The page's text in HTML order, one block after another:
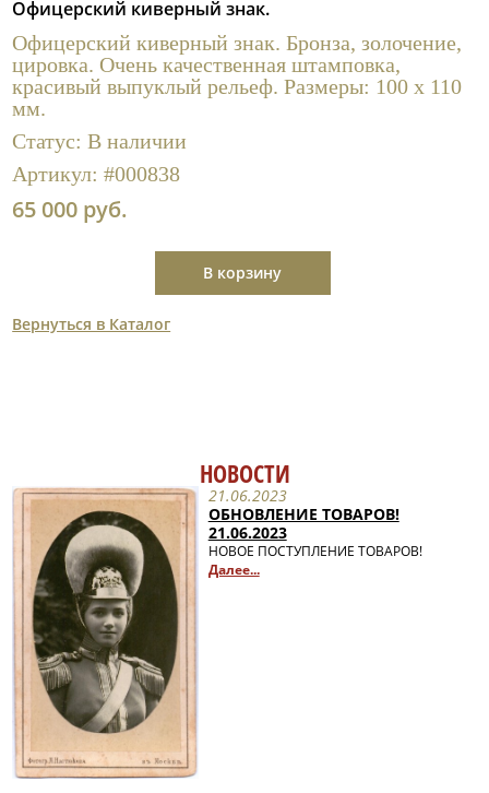
Полезные ссылки
Офицерский киверный знак.
Офицерский киверный знак. Бронза, золочение,
цировка. Очень качественная штамповка,
красивый выпуклый рельеф. Размеры: 100 х 110
мм.
Статус:В наличии
Артикул:#000838
65 000 руб.
В корзину
Вернуться в Каталог
НОВОСТИ
21.06.2023
ОБНОВЛЕНИЕ ТОВАРОВ!
21.06.2023
НОВОЕ ПОСТУПЛЕНИЕ ТОВАРОВ!
Далее...